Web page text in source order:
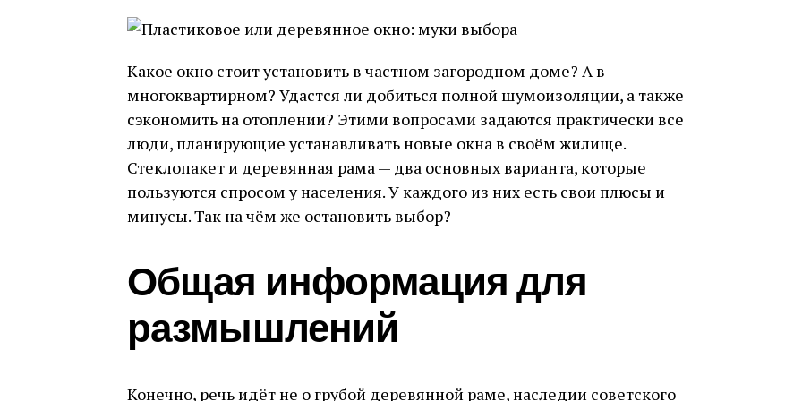
Какое окно стоит установить в частном загородном доме? А в
многоквартирном? Удастся ли добиться полной шумоизоляции, а также
сэкономить на отоплении? Этими вопросами задаются практически все
люди, планирующие устанавливать новые окна в своём жилище.
Стеклопакет и деревянная рама — два основных варианта, которые
пользуются спросом у населения. У каждого из них есть свои плюсы и
минусы. Так на чём же остановить выбор?
Общая информация для
размышлений
Конечно, речь идёт не о грубой деревянной раме, наследии советского